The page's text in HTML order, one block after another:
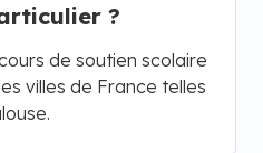
?
de soutien scolaire
villes de France telles